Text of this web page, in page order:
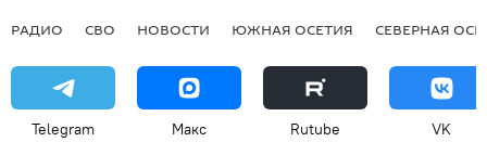
РАДИО СВО НОВОСТИ ЮЖНАЯ ОСЕТИЯ СЕВЕРНАЯ
Telegram Макс Rutube VK